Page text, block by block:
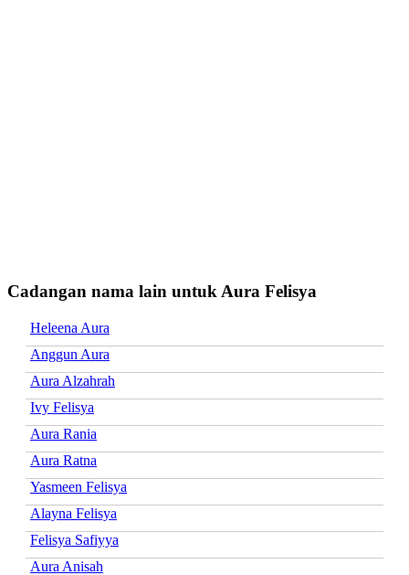
Cadangan nama lain untuk Aura Felisya
Heleena Aura
Anggun Aura
Aura Alzahrah
Ivy Felisya
Aura Rania
Aura Ratna
Yasmeen Felisya
Alayna Felisya
Felisya Safiyya
Aura Anisah